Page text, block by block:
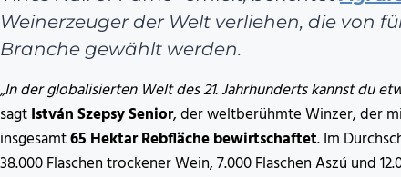
Weinerzeuger der Welt verliehen, die von
Branche gewählt werden.
„In der globalisierten Welt des 21. Jahrhunderts kannst du
sagtIstván Szepsy Senior, der weltberühmte Winzer, der
insgesamt65 Hektar Rebfläche bewirtschaftet. Im
38.000 Flaschen trockener Wein, 7.000 Flaschen Aszú und